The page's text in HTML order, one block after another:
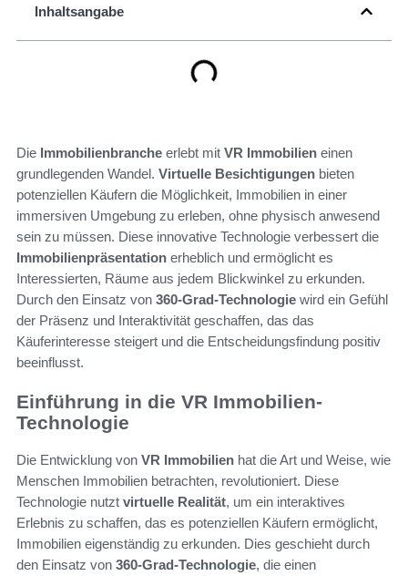
Inhaltsangabe
Die Immobilienbranche erlebt mit VR Immobilien einen
grundlegenden Wandel. Virtuelle Besichtigungen bieten
potenziellen Käufern die Möglichkeit, Immobilien in einer
immersiven Umgebung zu erleben, ohne physisch anwesend
sein zu müssen. Diese innovative Technologie verbessert die
Immobilienpräsentation erheblich und ermöglicht es
Interessierten, Räume aus jedem Blickwinkel zu erkunden.
Durch den Einsatz von 360-Grad-Technologie wird ein Gefühl
der Präsenz und Interaktivität geschaffen, das das
Käuferinteresse steigert und die Entscheidungsfindung positiv
beeinflusst.
Einführung in die VR Immobilien-
Technologie
Die Entwicklung von VR Immobilien hat die Art und Weise, wie
Menschen Immobilien betrachten, revolutioniert. Diese
Technologie nutzt virtuelle Realität, um ein interaktives
Erlebnis zu schaffen, das es potenziellen Käufern ermöglicht,
Immobilien eigenständig zu erkunden. Dies geschieht durch
den Einsatz von 360-Grad-Technologie, die einen